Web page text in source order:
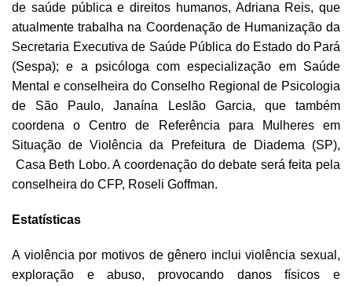
de saúde pública e direitos humanos, Adriana Reis, que
atualmente trabalha na Coordenação de Humanização da
Secretaria Executiva de Saúde Pública do Estado do Pará
(Sespa); e a psicóloga com especialização em Saúde
Mental e conselheira do Conselho Regional de Psicologia
de São Paulo, Janaína Leslão Garcia, que também
coordena o Centro de Referência para Mulheres em
Situação de Violência da Prefeitura de Diadema (SP),
Casa Beth Lobo. A coordenação do debate será feita pela
conselheira do CFP, Roseli Goffman.
Estatísticas
A violência por motivos de gênero inclui violência sexual,
exploração e abuso, provocando danos físicos e